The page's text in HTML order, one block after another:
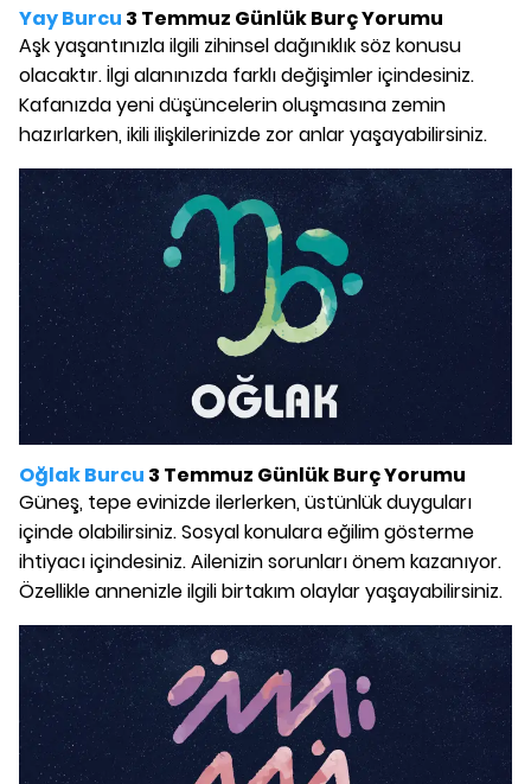
Yay Burcu 3 Temmuz Günlük Burç Yorumu
Aşk yaşantınızla ilgili zihinsel dağınıklık söz konusu
olacaktır. İlgi alanınızda farklı değişimler içindesiniz.
Kafanızda yeni düşüncelerin oluşmasına zemin
hazırlarken, ikili ilişkilerinizde zor anlar yaşayabilirsiniz.
Oğlak Burcu 3 Temmuz Günlük Burç Yorumu
Güneş, tepe evinizde ilerlerken, üstünlük duyguları
içinde olabilirsiniz. Sosyal konulara eğilim gösterme
ihtiyacı içindesiniz. Ailenizin sorunları önem kazanıyor.
Özellikle annenizle ilgili birtakım olaylar yaşayabilirsiniz.